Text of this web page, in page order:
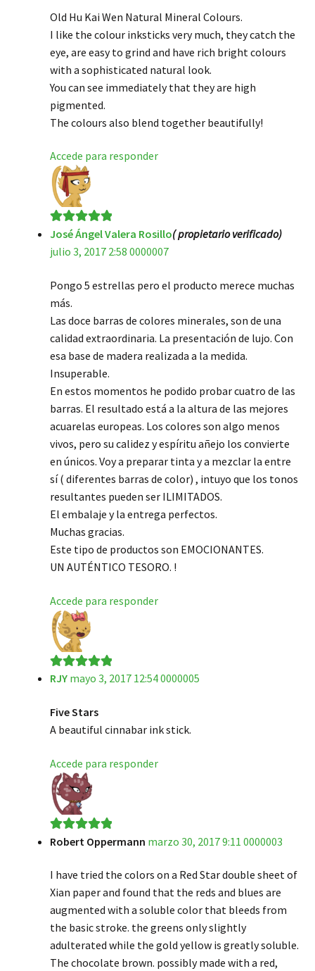
Old Hu Kai Wen Natural Mineral Colours.
I like the colour inksticks very much, they catch the
eye, are easy to grind and have rich bright colours
with a sophisticated natural look.
You can see immediately that they are high
pigmented.
The colours also blend together beautifully!
Accede para responder
Valorado en5
de 5
José Ángel Valera Rosillo( propietario verificado)
julio 3, 2017 2:58 0000007
Pongo 5 estrellas pero el producto merece muchas
más.
Las doce barras de colores minerales, son de una
calidad extraordinaria. La presentación de lujo. Con
esa base de madera realizada a la medida.
Insuperable.
En estos momentos he podido probar cuatro de las
barras. El resultado está a la altura de las mejores
acuarelas europeas. Los colores son algo menos
vivos, pero su calidez y espíritu añejo los convierte
en únicos. Voy a preparar tinta y a mezclar la entre
sí ( diferentes barras de color) , intuyo que los tonos
resultantes pueden ser ILIMITADOS.
El embalaje y la entrega perfectos.
Muchas gracias.
Este tipo de productos son EMOCIONANTES.
UN AUTÉNTICO TESORO. !
Accede para responder
Valorado en 5
RJY mayo 3, 2017 12:54 0000005
Five Stars
A beautiful cinnabar ink stick.
Accede para responder
Valorado en5
Robert Oppermann marzo 30, 2017 9:11 0000003
I have tried the colors on a Red Star double sheet of
Xian paper and found that the reds and blues are
augmented with a soluble color that bleeds from
the basic stroke. the greens only slightly
adulterated while the gold yellow is greatly soluble.
The chocolate brown. possibly made with a red,